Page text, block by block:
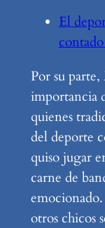
El
Por su parte,
importancia
quienes
del deporte
quiso jugar
carne de
otros chicos